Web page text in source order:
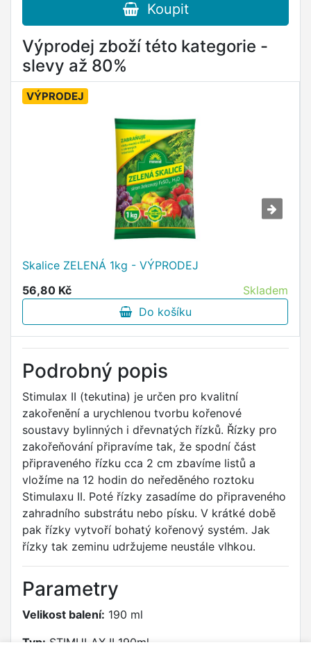
Koupit
Výprodej zboží této kategorie -
slevy až 80%
VÝPRODEJ
Skalice ZELENÁ 1kg - VÝPRODEJ
56,80 Kč
Skladem
Do košíku
Podrobný popis
Stimulax II (tekutina) je určen pro kvalitní
zakořenění a urychlenou tvorbu kořenové
soustavy bylinných i dřevnatých řízků. Řízky pro
zakořeňování připravíme tak, že spodní část
připraveného řízku cca 2 cm zbavíme listů a
vložíme na 12 hodin do neředěného roztoku
Stimulaxu II. Poté řízky zasadíme do připraveného
zahradního substrátu nebo písku. V krátké době
pak řízky vytvoří bohatý kořenový systém. Jak
řízky tak zeminu udržujeme neustále vlhkou.
Parametry
Velikost balení: 190 ml